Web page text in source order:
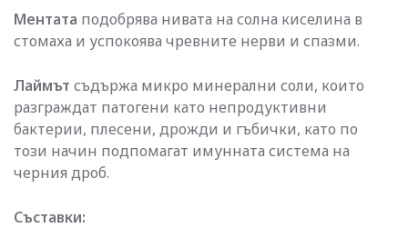
Ментата подобрява нивата на солна киселина в
стомаха и успокоява чревните нерви и спазми.
Лаймът съдържа микро минерални соли, които
разграждат патогени като непродуктивни
бактерии, плесени, дрожди и гъбички, като по
този начин подпомагат имунната система на
черния дроб.
Съставки: